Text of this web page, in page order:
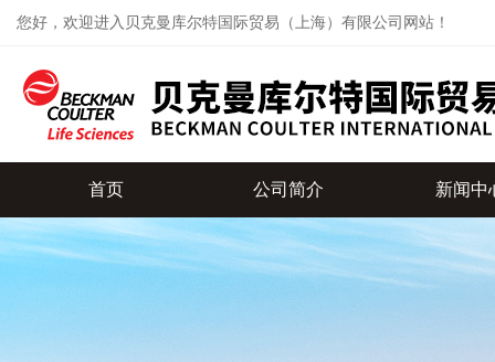
您好，欢迎进入贝克曼库尔特国际贸易（上海）有限公司网站！
首页 公司简介 新闻中